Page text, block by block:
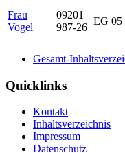
Frau
Vogel
09201
987-26
EG 05
Gesamt-
Quicklinks
Kontakt
Inhaltsverzeichnis
Impressum
Datenschutz